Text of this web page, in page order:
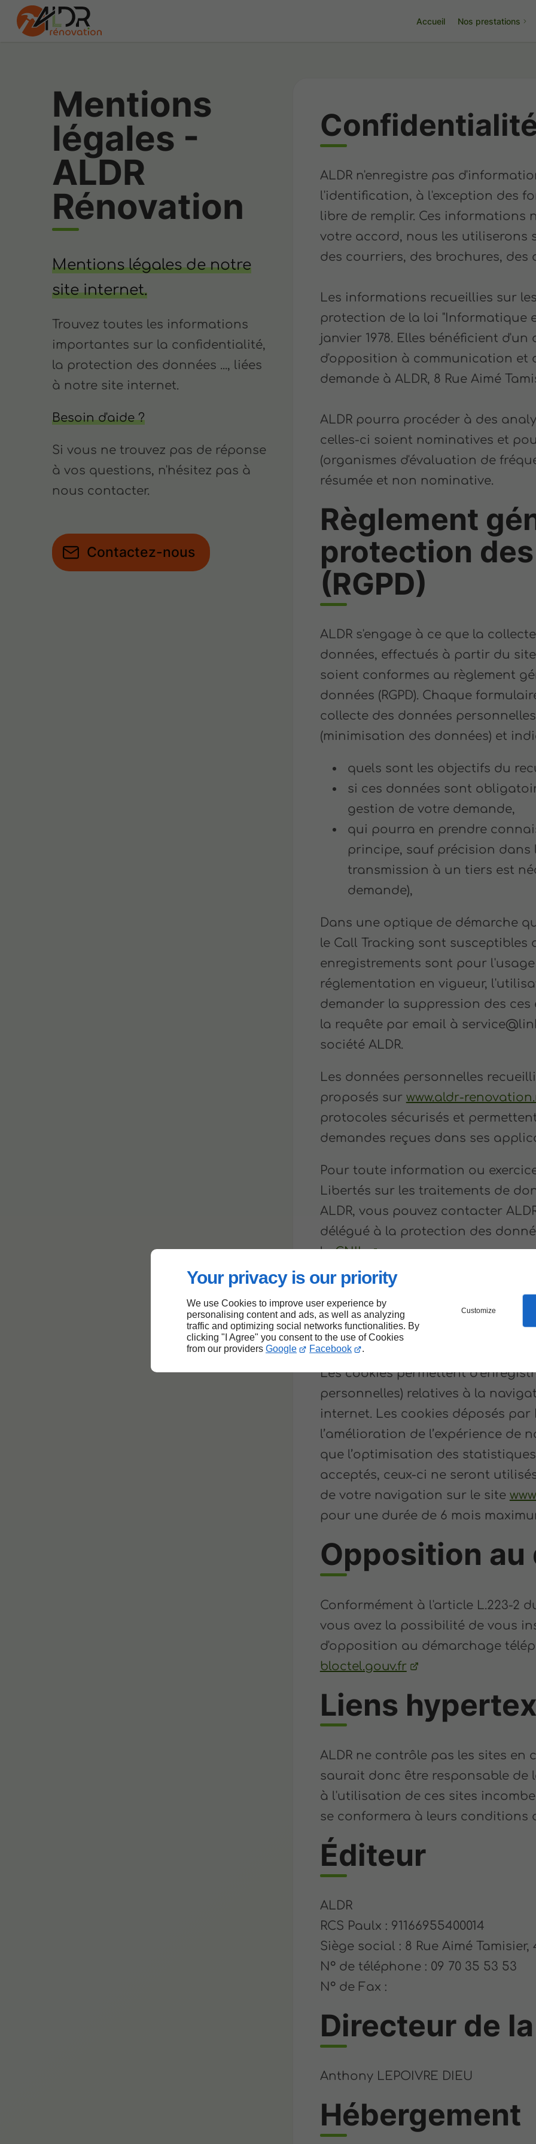
Your privacy is our priority
We use Cookies to improve user experience by
personalising content and ads, as well as analyzing
traffic and optimizing social networks functionalities. By
clicking "I Agree" you consent to the use of Cookies
from our providers Google Facebook .
Customize
Accueil Nos prestations
Mentions
légales -
ALDR
Rénovation
Mentions légales de notre
site internet.
Trouvez toutes les informations
importantes sur la confidentialité,
la protection des données ..., liées
à notre site internet.
Besoin d'aide ?
Si vous ne trouvez pas de réponse
à vos questions, n'hésitez pas à
nous contacter.
Contactez-nous
ALDR n'enregistre pas
l'identification, à l'exception des
libre de remplir. Ces informations
votre accord, nous les utiliserons
des courriers, des brochures, des
Les informations recueillies sur
protection de la loi "Informatique
janvier 1978. Elles bénéficient
d'opposition à communication et
demande à ALDR, 8 Rue Aimé
ALDR pourra procéder à des
celles-ci soient nominatives et
(organismes d'évaluation de
résumée et non nominative.
Règlement
protection
(RGPD)
ALDR s'engage à ce que la
données, effectués à partir du site
soient conformes au règlement
données (RGPD). Chaque
collecte des données
(minimisation des données) et
quels sont les objectifs du
si ces données sont
gestion de votre demande,
qui pourra en prendre
principe, sauf précision dans
transmission à un tiers est
demande),
Dans une optique de démarche
le Call Tracking sont susceptibles
enregistrements sont pour
réglementation en vigueur,
demander la suppression des
la requête par email à
société ALDR.
Les données personnelles
proposés sur www.aldr-
protocoles sécurisés et
demandes reçues dans ses
Pour toute information ou
Libertés sur les traitements de
ALDR, vous pouvez contacter
délégué à la protection des
laCNIL .
Ajuster mes préférences en
Utilisation de
Les cookies permettent
personnelles) relatives à la
internet. Les cookies déposés
l’amélioration de l’expérience de
que l’optimisation des
acceptés, ceux-ci ne seront
de votre navigation sur le site
pour une durée de 6 mois
Opposition au
Conformément à l'article L.223-2
vous avez la possibilité de vous
d'opposition au démarchage
bloctel.gouv.fr
Liens
ALDR ne contrôle pas les sites en
saurait donc être responsable de
à l'utilisation de ces sites
se conformera à leurs conditions
Éditeur
ALDR
RCS Paulx : 91166955400014
Siège social : 8 Rue Aimé Tamisier,
N° de téléphone : 09 70 35 53 53
N° de Fax :
Directeur de
Anthony LEPOIVRE DIEU
Hébergement